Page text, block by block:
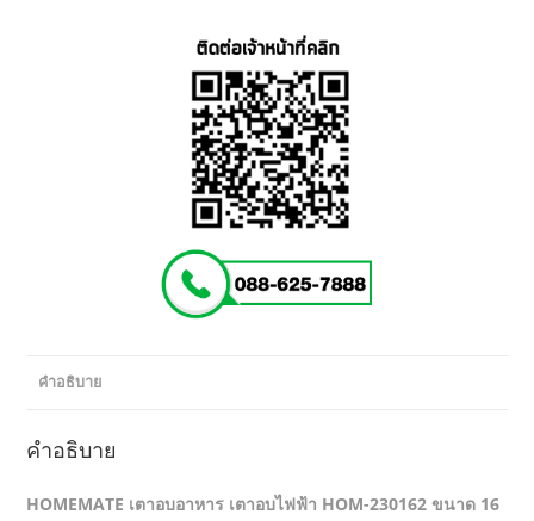
คำอธิบาย
คำอธิบาย
HOMEMATE เตาอบอาหาร เตาอบไฟฟ้า HOM-230162 ขนาด 16